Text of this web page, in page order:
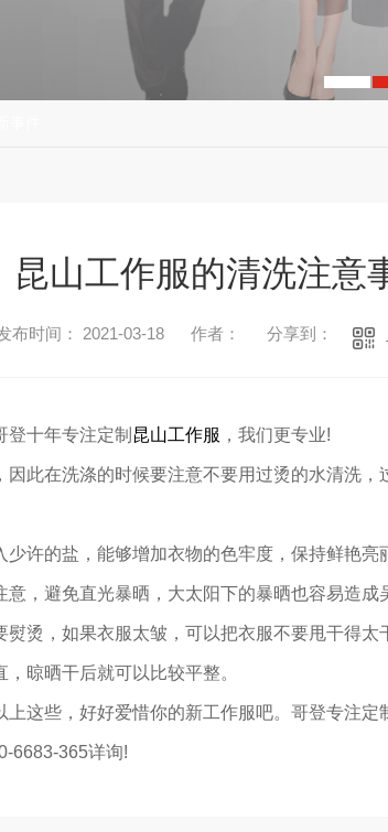
1
昆山工作服的清洗注意
布时间： 2021-03-18 作者： 分享到：
登十年专注定制 昆山工作服 ，我们更专业!
因此在洗涤的时候要注意不要用过烫的水清洗
许的盐，能够增加衣物的色牢度，保持鲜艳亮
，避免直光暴晒，大太阳下的暴晒也容易造成
熨烫，如果衣服太皱，可以把衣服不要甩干得
晾晒干后就可以比较平整。
上这些，好好爱惜你的新工作服吧。哥登专注
6683-365详询!